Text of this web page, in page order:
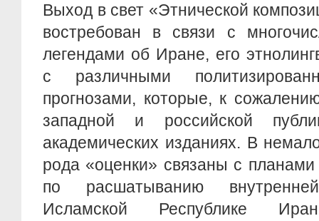
Выход в свет «Этнической
востребован в связи с
легендами об Иране, его
с различными
прогнозами, которые, к
западной и российской
академических изданиях. В
рода «оценки» связаны с
по расшатыванию
Исламской Республике